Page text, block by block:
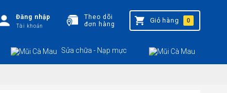
Đăng nhập
Tài khoản
Theo dõi
đơn hàng
Giỏ hàng 0
Sửa chữa - Nạp mực